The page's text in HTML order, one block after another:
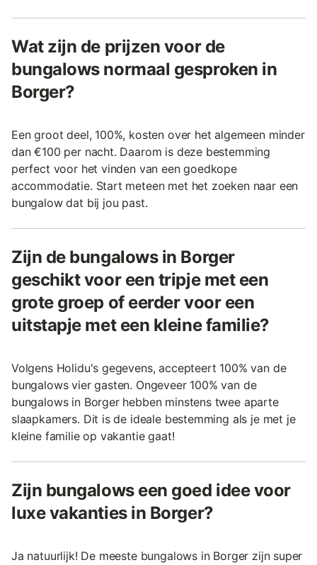
Wat zijn de prijzen voor de
bungalows normaal gesproken in
Borger?
Een groot deel, 100%, kosten over het algemeen minder
dan €100 per nacht. Daarom is deze bestemming
perfect voor het vinden van een goedkope
accommodatie. Start meteen met het zoeken naar een
bungalow dat bij jou past.
Zijn de bungalows in Borger
geschikt voor een tripje met een
grote groep of eerder voor een
uitstapje met een kleine familie?
Volgens Holidu's gegevens, accepteert 100% van de
bungalows vier gasten. Ongeveer 100% van de
bungalows in Borger hebben minstens twee aparte
slaapkamers. Dit is de ideale bestemming als je met je
kleine familie op vakantie gaat!
Zijn bungalows een goed idee voor
luxe vakanties in Borger?
Ja natuurlijk! De meeste bungalows in Borger zijn super